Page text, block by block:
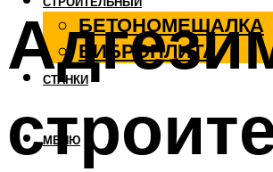
БЕТОНОМЕШАЛКА
ВИБРОПЛИТА
СТАНКИ
МЕНЮ